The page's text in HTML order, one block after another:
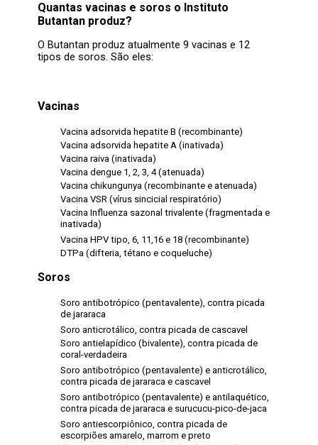
Quantas vacinas e soros o Instituto
Butantan produz?
O Butantan produz atualmente 9 vacinas e 12
tipos de soros. São eles:
Vacinas
Vacina adsorvida hepatite B (recombinante)
Vacina adsorvida hepatite A (inativada)
Vacina raiva (inativada)
Vacina dengue 1, 2, 3, 4 (atenuada)
Vacina chikungunya (recombinante e atenuada)
Vacina VSR (vírus sincicial respiratório)
Vacina Influenza sazonal trivalente (fragmentada e
inativada)
Vacina HPV tipo, 6, 11,16 e 18 (recombinante)
DTPa (difteria, tétano e coqueluche)
Soros
Soro antibotrópico (pentavalente), contra picada
de jararaca
Soro anticrotálico, contra picada de cascavel
Soro antielapídico (bivalente), contra picada de
coral-verdadeira
Soro antibotrópico (pentavalente) e anticrotálico,
contra picada de jararaca e cascavel
Soro antibotrópico (pentavalente) e antilaquético,
contra picada de jararaca e surucucu-pico-de-jaca
Soro antiescorpiônico, contra picada de
escorpiões amarelo, marrom e preto